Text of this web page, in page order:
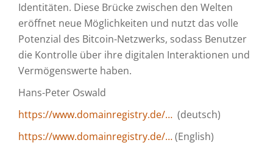
Identitäten. Diese Brücke zwischen den Welten
eröffnet neue Möglichkeiten und nutzt das volle
Potenzial des Bitcoin-Netzwerks, sodass Benutzer
die Kontrolle über ihre digitalen Interaktionen und
Vermögenswerte haben.
Hans-Peter Oswald
https://www.domainregistry.de/… (deutsch)
https://www.domainregistry.de/…(English)